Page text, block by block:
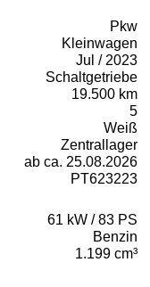
Pkw
Kleinwagen
Jul / 2023
Schaltgetriebe
19.500 km
5
Weiß
Zentrallager
ab ca. 25.08.2026
PT623223
61 kW / 83 PS
Benzin
1.199 cm³